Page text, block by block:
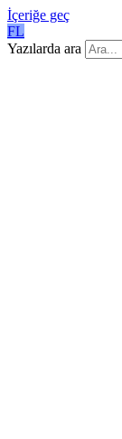
İçeriğe geç
FL
Yazılarda ara